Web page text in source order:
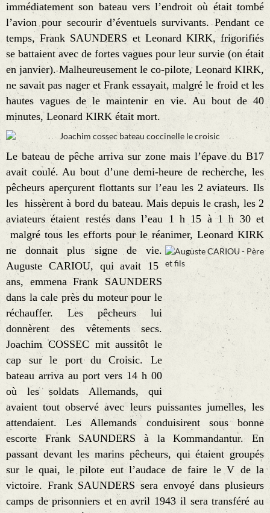
immédiatement son bateau vers l’endroit où était tombé
l’avion pour secourir d’éventuels survivants. Pendant ce
temps, Frank SAUNDERS et Leonard KIRK, frigorifiés
se battaient avec de fortes vagues pour leur survie (on était
en janvier). Malheureusement le co-pilote, Leonard KIRK,
ne savait pas nager et Frank essayait, malgré le froid et les
hautes vagues de le maintenir en vie. Au bout de 40
minutes, Leonard KIRK était mort.
Le bateau de pêche arriva sur zone mais l’épave du B17
avait coulé. Au bout d’une demi-heure de recherche, les
pêcheurs aperçurent flottants sur l’eau les 2 aviateurs. Ils
les hissèrent à bord du bateau. Mais depuis le crash, les 2
aviateurs étaient restés dans l’eau 1 h 15 à 1 h 30 et
malgré tous les efforts pour le réanimer, Leonard KIRK
ne donnait plus signe de vie.
Auguste CARIOU, qui avait 15
ans, emmena Frank SAUNDERS
dans la cale près du moteur pour le
réchauffer. Les pêcheurs lui
donnèrent des vêtements secs.
Joachim COSSEC mit aussitôt le
cap sur le port du Croisic. Le
bateau arriva au port vers 14 h 00
où les soldats Allemands, qui
avaient tout observé avec leurs puissantes jumelles, les
attendaient. Les Allemands conduisirent sous bonne
escorte Frank SAUNDERS à la Kommandantur. En
passant devant les marins pêcheurs, qui étaient groupés
sur le quai, le pilote eut l’audace de faire le V de la
victoire. Frank SAUNDERS sera envoyé dans plusieurs
camps de prisonniers et en avril 1943 il sera transféré au